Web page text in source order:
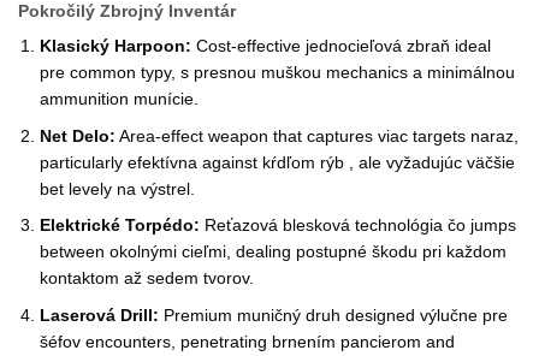
Pokročilý Zbrojný Inventár
Klasický Harpoon: Cost-effective jednocieľová zbraň ideal
pre common typy, s presnou muškou mechanics a minimálnou
ammunition munície.
Net Delo: Area-effect weapon that captures viac targets naraz,
particularly efektívna against kŕdľom rýb , ale vyžadujúc väčšie
bet levely na výstrel.
Elektrické Torpédo: Reťazová blesková technológia čo jumps
between okolnými cieľmi, dealing postupné škodu pri každom
kontaktom až sedem tvorov.
Laserová Drill: Premium muničný druh designed výlučne pre
šéfov encounters, penetrating brnením pancierom and